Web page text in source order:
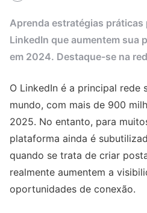
Aprenda estratégias
LinkedIn que aumentem sua
em 2024. Destaque-se na
O LinkedIn é a principal rede
mundo, com mais de 900
2025. No entanto, para
plataforma ainda é
quando se trata de criar
realmente aumentem a
oportunidades de conexão.